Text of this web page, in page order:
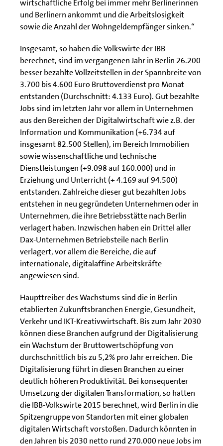
wirtschaftliche Erfolg bei immer mehr Berlinerinnen
und Berlinern ankommt und die Arbeitslosigkeit
sowie die Anzahl der Wohngeldempfänger sinken.“
Insgesamt, so haben die Volkswirte der IBB
berechnet, sind im vergangenen Jahr in Berlin 26.200
besser bezahlte Vollzeitstellen in der Spannbreite von
3.700 bis 4.600 Euro Bruttoverdienst pro Monat
entstanden (Durchschnitt: 4.133 Euro). Gut bezahlte
Jobs sind im letzten Jahr vor allem in Unternehmen
aus den Bereichen der Digitalwirtschaft wie z.B. der
Information und Kommunikation (+6.734 auf
insgesamt 82.500 Stellen), im Bereich Immobilien
sowie wissenschaftliche und technische
Dienstleistungen (+9.098 auf 160.000) und in
Erziehung und Unterricht (+ 4.169 auf 94.500)
entstanden. Zahlreiche dieser gut bezahlten Jobs
entstehen in neu gegründeten Unternehmen oder in
Unternehmen, die ihre Betriebsstätte nach Berlin
verlagert haben. Inzwischen haben ein Drittel aller
Dax-Unternehmen Betriebsteile nach Berlin
verlagert, vor allem die Bereiche, die auf
internationale, digitalaffine Arbeitskräfte
angewiesen sind.
Haupttreiber des Wachstums sind die in Berlin
etablierten Zukunftsbranchen Energie, Gesundheit,
Verkehr und IKT-Kreativwirtschaft. Bis zum Jahr 2030
können diese Branchen aufgrund der Digitalisierung
ein Wachstum der Bruttowertschöpfung von
durchschnittlich bis zu 5,2% pro Jahr erreichen. Die
Digitalisierung führt in diesen Branchen zu einer
deutlich höheren Produktivität. Bei konsequenter
Umsetzung der digitalen Transformation, so hatten
die IBB-Volkswirte 2015 berechnet, wird Berlin in die
Spitzengruppe von Standorten mit einer globalen
digitalen Wirtschaft vorstoßen. Dadurch könnten in
den Jahren bis 2030 netto rund 270.000 neue Jobs im